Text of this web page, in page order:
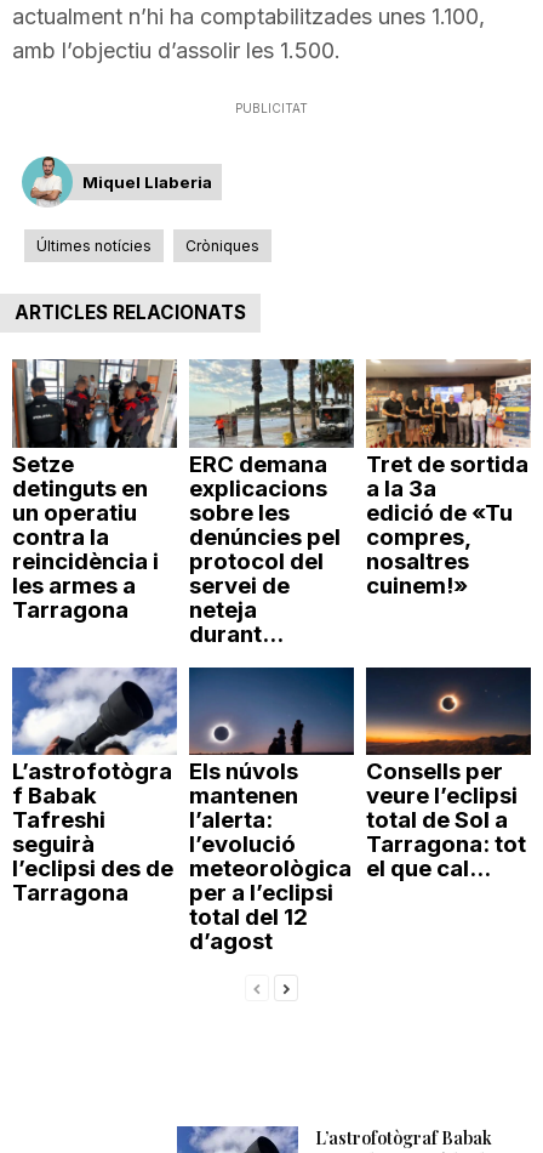
o
a
actualment n’hi ha comptabilitzades unes 1.100,
amb l’objectiu d’assolir les 1.500.
PUBLICITAT
Miquel Llaberia
Últimes notícies Cròniques
ARTICLES RELACIONATS
Setze
detinguts en
un operatiu
contra la
reincidència i
les armes a
Tarragona
ERC demana
explicacions
sobre les
denúncies pel
protocol del
servei de
neteja
durant...
Tret de sortida
a la 3a
edició de «Tu
compres,
nosaltres
cuinem!»
L’astrofotògra
f Babak
Tafreshi
seguirà
l’eclipsi des de
Tarragona
Els núvols
mantenen
l’alerta:
l’evolució
meteorològica
per a l’eclipsi
total del 12
d’agost
Consells per
veure l’eclipsi
total de Sol a
Tarragona: tot
el que cal...